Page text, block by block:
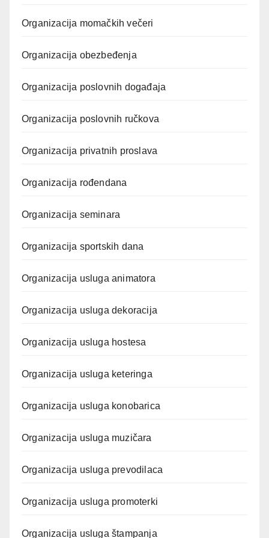
Organizacija momačkih večeri
Organizacija obezbeđenja
Organizacija poslovnih događaja
Organizacija poslovnih ručkova
Organizacija privatnih proslava
Organizacija rođendana
Organizacija seminara
Organizacija sportskih dana
Organizacija usluga animatora
Organizacija usluga dekoracija
Organizacija usluga hostesa
Organizacija usluga keteringa
Organizacija usluga konobarica
Organizacija usluga muzičara
Organizacija usluga prevodilaca
Organizacija usluga promoterki
Organizacija usluga štampanja